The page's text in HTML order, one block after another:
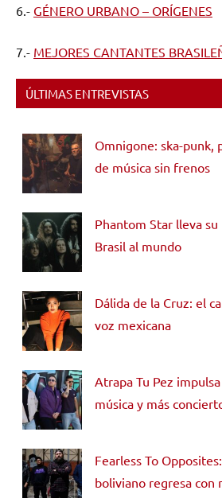
6.- GÉNERO URBANO – ORÍGENES
7.- MEJORES CANTANTES
ÚLTIMAS ENTREVISTAS
Omnigone: ska-punk,
de música sin frenos
Phantom Star lleva
Brasil al mundo
Dálida de la Cruz: el
voz mexicana
Atrapa Tu Pez
música y más
Fearless To
boliviano regresa con